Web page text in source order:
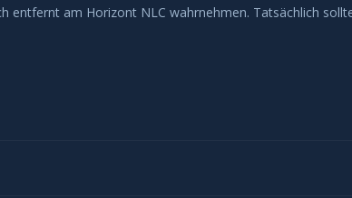
entfernt am Horizont NLC wahrnehmen. Tatsächlich